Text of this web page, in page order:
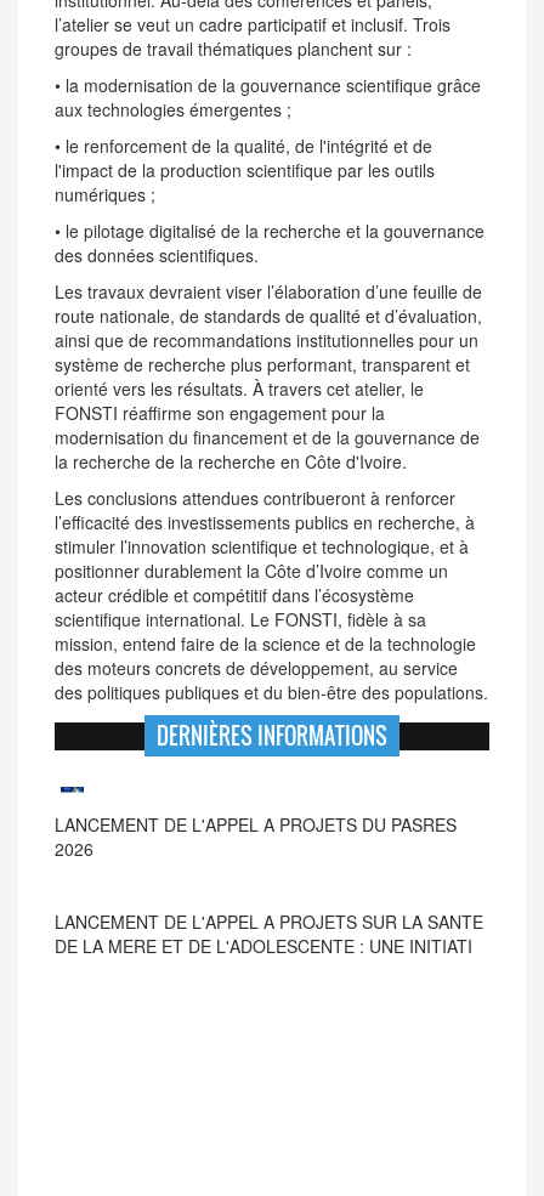
l’atelier se veut un cadre participatif et inclusif. Trois
groupes de travail thématiques planchent sur :
• la modernisation de la gouvernance scientifique grâce
aux technologies émergentes ;
• le renforcement de la qualité, de l'intégrité et de
l'impact de la production scientifique par les outils
numériques ;
• le pilotage digitalisé de la recherche et la gouvernance
des données scientifiques.
Les travaux devraient viser l’élaboration d’une feuille de
route nationale, de standards de qualité et d’évaluation,
ainsi que de recommandations institutionnelles pour un
système de recherche plus performant, transparent et
orienté vers les résultats. À travers cet atelier, le
FONSTI réaffirme son engagement pour la
modernisation du financement et de la gouvernance de
la recherche de la recherche en Côte d'Ivoire.
Les conclusions attendues contribueront à renforcer
l’efficacité des investissements publics en recherche, à
stimuler l’innovation scientifique et technologique, et à
positionner durablement la Côte d’Ivoire comme un
acteur crédible et compétitif dans l’écosystème
scientifique international. Le FONSTI, fidèle à sa
mission, entend faire de la science et de la technologie
des moteurs concrets de développement, au service
des politiques publiques et du bien-être des populations.
DERNIÈRES INFORMATIONS
LANCEMENT DE L'APPEL A PROJETS SUR LA SANTE
DE LA MERE ET DE L'ADOLESCENTE : UNE INITIATI